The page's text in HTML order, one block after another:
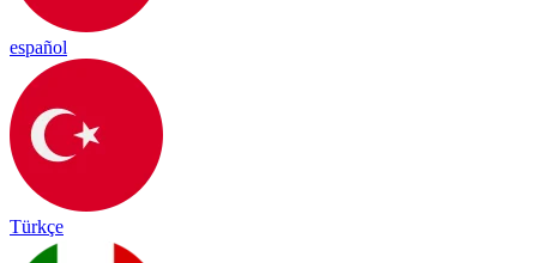
español
Türkçe